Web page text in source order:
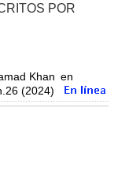
POR
Khan en
(2024)